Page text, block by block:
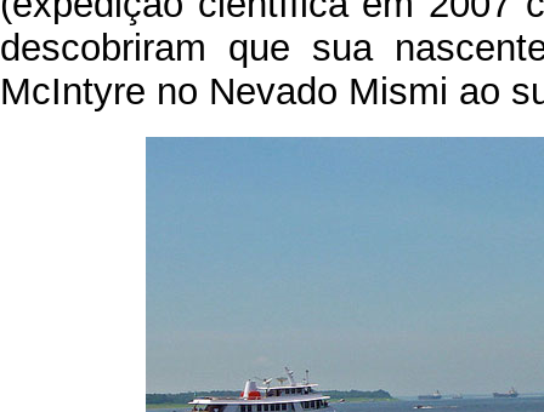
descobriram que sua
McIntyre no Nevado Mismi ao